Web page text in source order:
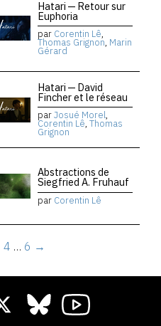
Hatari — Retour sur
Euphoria
par Corentin Lê,
Thomas Grignon, Marin
Gérard
Hatari — David
Fincher et le réseau
parJosué Morel,
Corentin Lê, Thomas
Grignon
Abstractions de
Siegfried A. Fruhauf
par Corentin Lê
4 … 6 →